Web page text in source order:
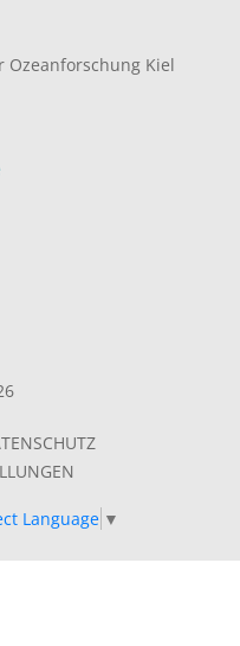
Ozeanforschung Kiel
Language ▼